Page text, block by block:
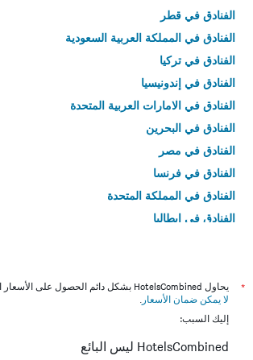
الفنادق في قطر
الفنادق في المملكة العربية السعودية
الفنادق في تركيا
الفنادق في إندونيسيا
الفنادق في الامارات العربية المتحدة
الفنادق في البحرين
الفنادق في مصر
الفنادق في فرنسا
الفنادق في المملكة المتحدة
الفنادق في إيطاليا
*
يحاول HotelsCombined بشكل دائم الحصول على الأسعار الدقيقة، ولكن
لا يمكن ضمان الأسعار .
إليك السبب:
HotelsCombined ليس البائع